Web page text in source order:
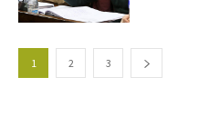
1 2 3